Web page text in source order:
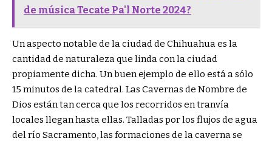
de música Tecate Pa'l Norte 2024?
Un aspecto notable de la ciudad de Chihuahua es la
cantidad de naturaleza que linda con la ciudad
propiamente dicha. Un buen ejemplo de ello está a sólo
15 minutos de la catedral. Las Cavernas de Nombre de
Dios están tan cerca que los recorridos en tranvía
locales llegan hasta ellas. Talladas por los flujos de agua
del río Sacramento, las formaciones de la caverna se